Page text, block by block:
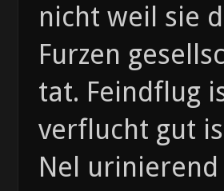
nicht weil sie
Furzen
tat. Feindflug
verflucht gut
Nel urinierend